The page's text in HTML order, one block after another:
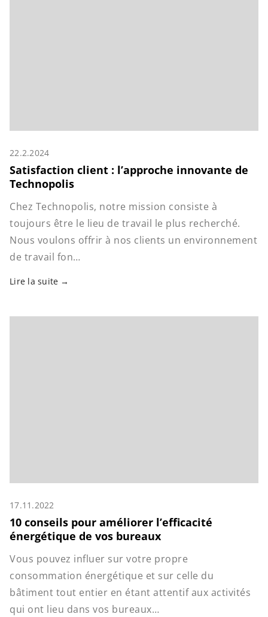
22.2.2024
Satisfaction client : l’approche innovante de
Technopolis
Chez Technopolis, notre mission consiste à
toujours être le lieu de travail le plus recherché.
Nous voulons offrir à nos clients un environnement
de travail fon…
Lire la suite
17.11.2022
10 conseils pour améliorer l’efficacité
énergétique de vos bureaux
Vous pouvez influer sur votre propre
consommation énergétique et sur celle du
bâtiment tout entier en étant attentif aux activités
qui ont lieu dans vos bureaux…